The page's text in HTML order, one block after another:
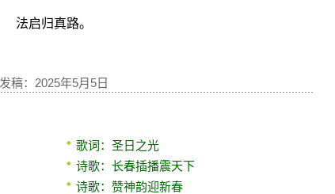
法启归真路。
发稿：2025年5月5日
歌词：圣日之光
诗歌：长春插播震天下
诗歌：赞神韵迎新春